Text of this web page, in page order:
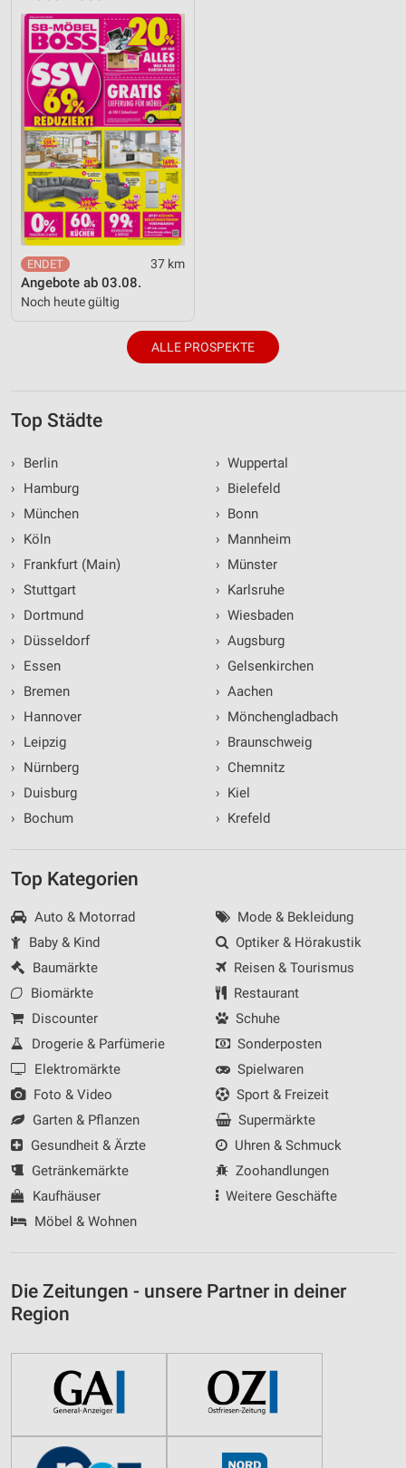
37 km
Angebote ab 03.08.
Noch heute gültig
ALLE PROSPEKTE
Top Städte
›
Berlin
›
Hamburg
›
München
›
Köln
›
Frankfurt (Main)
› Stuttgart
›
Dortmund
›
Düsseldorf
›
Essen
›
Bremen
›
Hannover
›
Leipzig
›
Nürnberg
›
Duisburg
›
Bochum
› Wuppertal
› Bielefeld
› Bonn
› Mannheim
› Münster
› Karlsruhe
› Wiesbaden
› Augsburg
› Gelsenkirchen
› Aachen
› Mönchengladbach
› Braunschweig
› Chemnitz
› Kiel
› Krefeld
Top Kategorien
Auto & Motorrad
Baby & Kind
Baumärkte
Biomärkte
Discounter
Drogerie & Parfümerie
Elektromärkte
Foto & Video
Garten & Pflanzen
Gesundheit & Ärzte
Getränkemärkte
Kaufhäuser
Möbel & Wohnen
Mode & Bekleidung
Optiker & Hörakustik
Reisen & Tourismus
Restaurant
Schuhe
Sonderposten
Spielwaren
Sport & Freizeit
Supermärkte
Uhren & Schmuck
Zoohandlungen
Weitere Geschäfte
Die Zeitungen - unsere Partner in deiner
Region